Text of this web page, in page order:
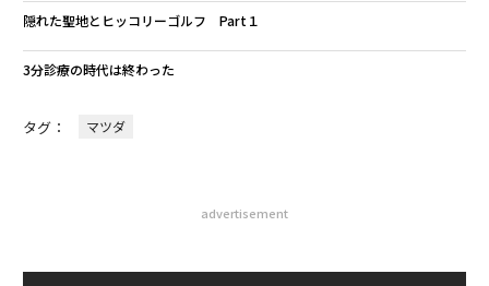
隠れた聖地とヒッコリーゴルフ Part１
3分診療の時代は終わった
タグ： マツダ
advertisement